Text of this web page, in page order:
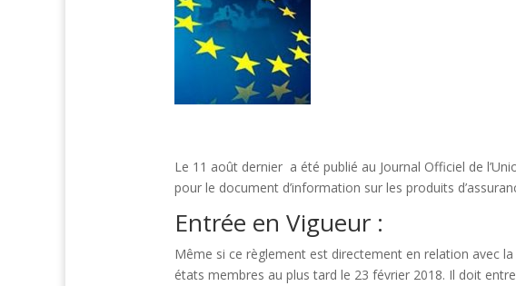
Le 11 août dernier a été publié au Journal Officiel de
pour le document d’information sur les produits
Entrée en Vigueur :
Même si ce règlement est directement en relation avec
états membres au plus tard le 23 février 2018. Il doit